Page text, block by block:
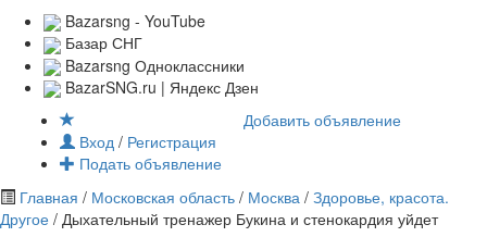
Bazarsng - YouTube
Базар СНГ
Bazarsng Одноклассники
BazarSNG.ru | Яндекс Дзен
Вход / Регистрация
Подать объявление
Добавить объявление
Главная / Московская область / Москва / Здоровье, красота.
Другое / Дыхательный тренажер Букина и стенокардия уйдет